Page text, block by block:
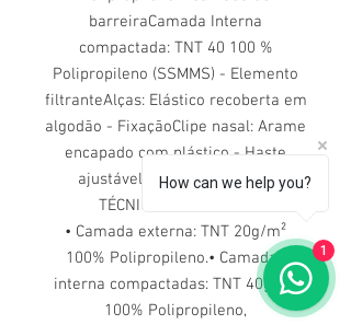
barreiraCamada Interna
compactada: TNT 40 100 %
Polipropileno (SSMMS) - Elemento
filtranteAlças: Elástico recoberta em
algodão - FixaçãoClipe nasal: Arame
encapado com plástico - Haste
ajustávelCARACTERÍSTICAS
TÉCNICO/MECÂNICAS:
• Camada externa: TNT 20g/m²
100% Polipropileno.• Camadas
interna compactadas: TNT 40g/m²
100% Polipropileno,
How can we help you?
1